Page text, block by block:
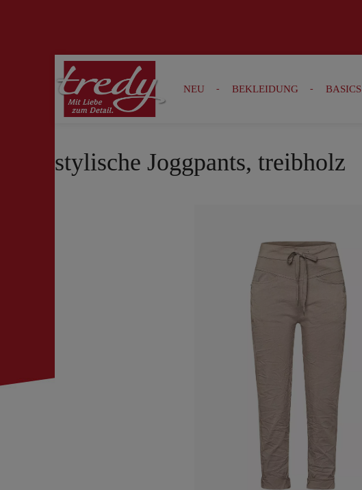
Zur Suche springen Zur Hauptnavigation springen
NEU BEKLEIDUNG BASICS
stylische Joggpants, treibholz